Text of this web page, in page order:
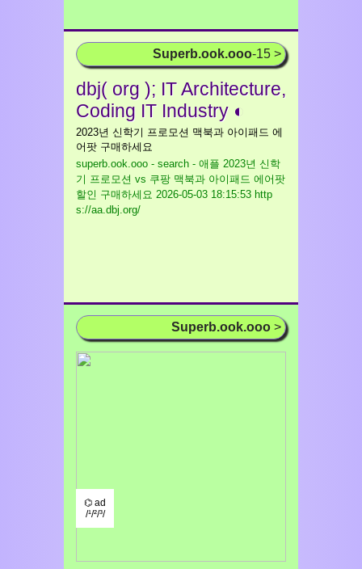
Superb.ook.ooo-15 >
dbj( org ); IT Architecture,
Coding IT Industry ◐
2023년 신학기 프로모션 맥북과 아이패드 에
어팟 구매하세요
superb.ook.ooo - search - 애플 2023년 신학
기 프로모션 vs 쿠팡 맥북과 아이패드 에어팟
할인 구매하세요 2026-05-03 18:15:53 http
s://aa.dbj.org/
Superb.ook.ooo >
⌬ ad
/¹/²/³/